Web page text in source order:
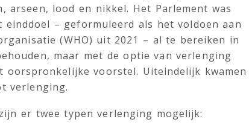
arseen, lood en nikkel. Het Parlement was
– geformuleerd als het voldoen aan
(WHO) uit 2021 – al te bereiken in
maar met de optie van verlenging
voorstel. Uiteindelijk kwamen
verlenging.
er twee typen verlenging mogelijk: